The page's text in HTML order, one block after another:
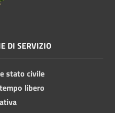
DI SERVIZIO
stato civile
libero